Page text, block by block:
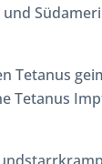
Tetanus
Tetanus